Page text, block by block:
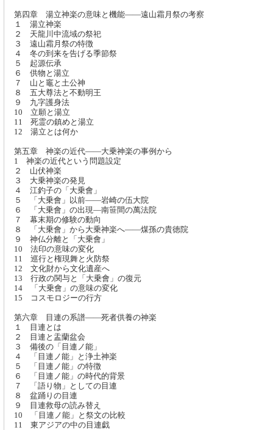
第四章 湯立神楽の意味と機能――遠山霜月祭の考察
１ 湯立神楽
２ 天龍川中流域の祭祀
３ 遠山霜月祭の特徴
４ 冬の到来を告げる季節祭
５ 起源伝承
６ 供物と湯立
７ 山と竈と土公神
８ 五大尊法と不動明王
９ 九字護身法
10 立願と湯立
11 死霊の鎮めと湯立
12 湯立とは何か
第五章 神楽の近代――大乗神楽の事例から
1 神楽の近代という問題設定
２ 山伏神楽
３ 大乗神楽の発見
４ 江釣子の「大乗會」
５ 「大乗會」以前――岩崎の伍大院
６ 「大乗會」の出現―南笹間の萬法院
７ 幕末期の修験の動向
８ 「大乗會」から大乗神楽へ――煤孫の貴徳院
９ 神仏分離と「大乗會」
10 法印の意味の変化
11 巡行と権現舞と火防祭
12 文化財から文化遺産へ
13 行政の関与と「大乗會」の復元
14 「大乗會」の意味の変化
15 コスモロジーの行方
第六章 目連の系譜――死者供養の神楽
１ 目連とは
２ 目連と盂蘭盆会
３ 備後の「目連ノ能」
４ 「目連ノ能」と浄土神楽
５ 「目連ノ能」の特徴
６ 「目連ノ能」の時代的背景
７ 「語り物」としての目連
８ 盆踊りの目連
９ 目連救母の読み替え
10 「目連ノ能」と祭文の比較
11 東アジアの中の目連戯